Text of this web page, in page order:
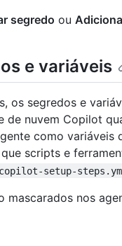
segredo ou
e variáveis
os segredos e
de nuvem Copilot
como variáveis
scripts e
copilot-setup-
mascarados nos